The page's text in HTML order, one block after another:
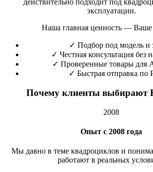
действительно подходит под
эксплуатации.
Наша главная ценность — Ваше
✓ Подбор под модель и
✓ Честная консультация без
✓ Проверенные товары для
✓ Быстрая отправка по
Почему клиенты выбирают
2008
Опыт с 2008 года
Мы давно в теме квадроциклов и
работают в реальных